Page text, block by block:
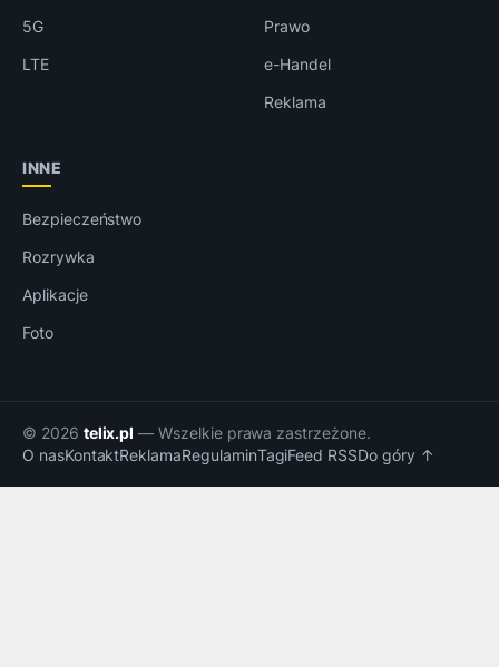
5G
LTE
Prawo
e-Handel
Reklama
INNE
Bezpieczeństwo
Rozrywka
Aplikacje
Foto
© 2026 telix.pl — Wszelkie prawa zastrzeżone.
O nasKontaktReklamaRegulaminTagiFeed RSSDo góry ↑